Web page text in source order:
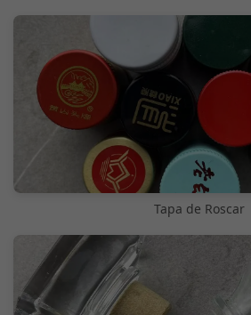
Tapa de Roscar